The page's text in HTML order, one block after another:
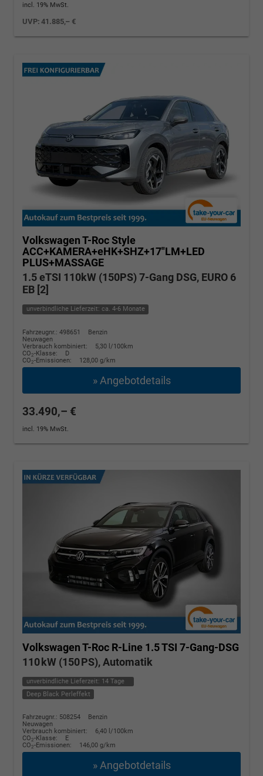
incl. 19% MwSt.
UVP:41.885,– €
Volkswagen T-RocStyle
ACC+KAMERA+eHK+SHZ+17"LM+LED
PLUS+MASSAGE
1.5 eTSI 110kW (150PS) 7-Gang DSG, EURO 6
EB [2]
unverbindliche Lieferzeit: ca. 4-6 Monate
Fahrzeugnr.: 498651
Benzin
Neuwagen
Verbrauch kombiniert:
5,30 l/100km
CO2-Klasse:
D
CO2-Emissionen: 128,00 g/km
» Angebotdetails
33.490,– €
incl. 19% MwSt.
Volkswagen T-Roc R-Line 1.5 TSI 7-Gang-DSG
110 kW (150 PS), Automatik
unverbindliche Lieferzeit: 14 Tage
Deep Black Perleffekt
Fahrzeugnr.: 508254
Benzin
Neuwagen
Verbrauch kombiniert:
6,40 l/100km
CO2-Klasse:
E
CO2-Emissionen: 146,00 g/km
» Angebotdetails